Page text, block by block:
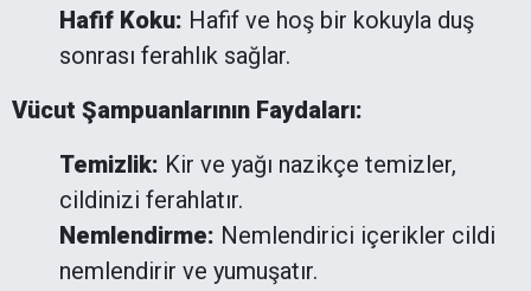
Hafif Koku: Hafif ve hoş bir kokuyla duş
sonrası ferahlık sağlar.
Vücut Şampuanlarının Faydaları:
Temizlik: Kir ve yağı nazikçe temizler,
cildinizi ferahlatır.
Nemlendirme: Nemlendirici içerikler cildi
nemlendirir ve yumuşatır.